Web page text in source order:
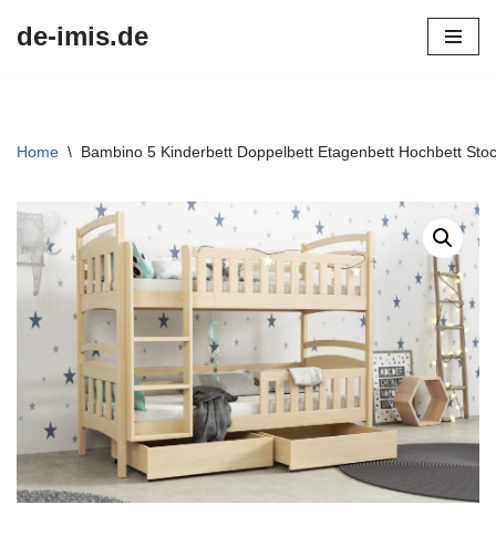
de-imis.de
Home \ Bambino 5 Kinderbett Doppelbett Etagenbett Hochbett